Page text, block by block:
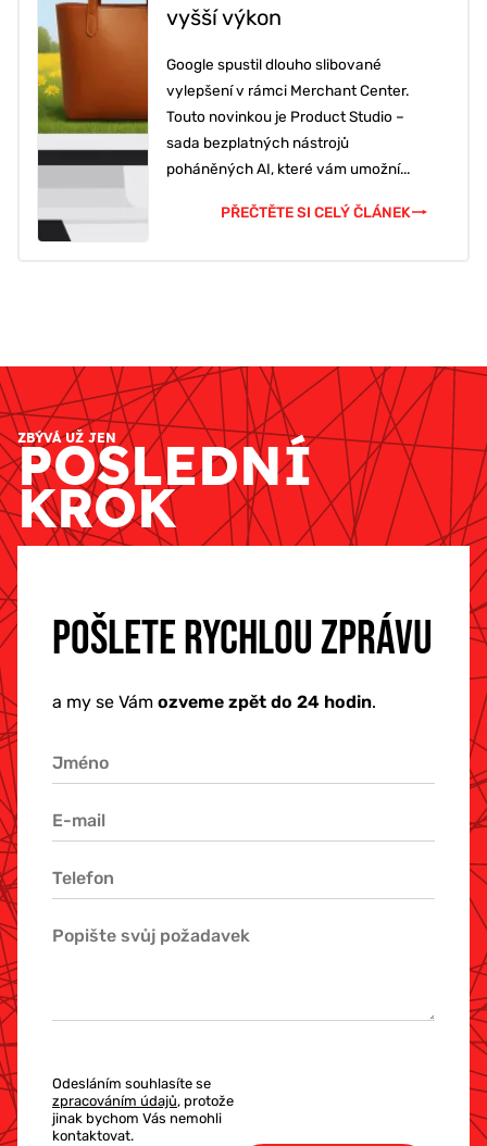
vyšší výkon
Google spustil dlouho slibované
vylepšení v rámci Merchant Center.
Touto novinkou je Product Studio –
sada bezplatných nástrojů
poháněných AI, které vám umožní...
PŘEČTĚTE SI CELÝ ČLÁNEK
ZBÝVÁ UŽ JEN
POSLEDNÍ
KROK
POŠLETE RYCHLOU ZPRÁVU
a my se Vám ozveme zpět do 24 hodin.
Odesláním souhlasíte se
zpracováním údajů, protože
jinak bychom Vás nemohli
kontaktovat.